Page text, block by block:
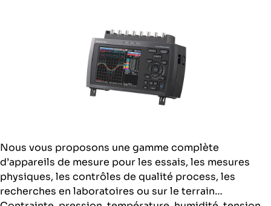
Nous vous proposons une gamme complète
d’appareils de mesure pour les essais, les mesures
physiques, les contrôles de qualité process, les
recherches en laboratoires ou sur le terrain…